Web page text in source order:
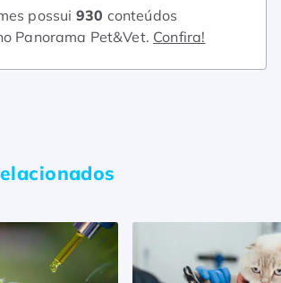
possui 930 conteúdos
Panorama Pet&Vet. Confira!